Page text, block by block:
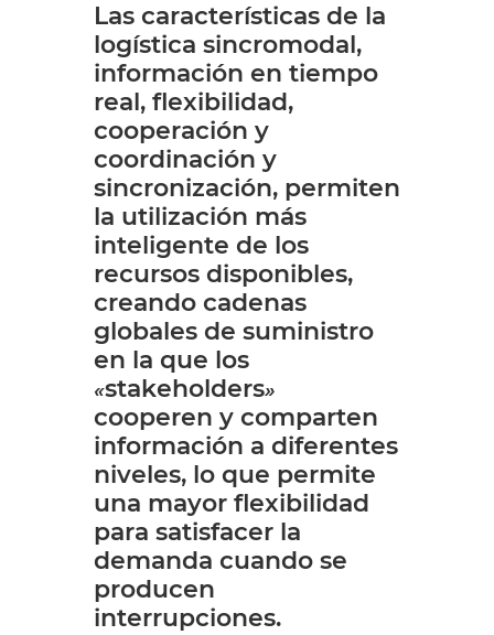
Las características de la
logística sincromodal,
información en tiempo
real, flexibilidad,
cooperación y
coordinación y
sincronización, permiten
la utilización más
inteligente de los
recursos disponibles,
creando cadenas
globales de suministro
en la que los
«stakeholders»
cooperen y comparten
información a diferentes
niveles, lo que permite
una mayor flexibilidad
para satisfacer la
demanda cuando se
producen
interrupciones.